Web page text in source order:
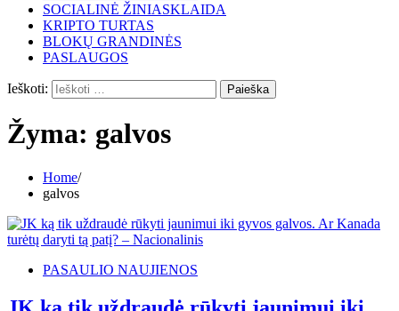
SOCIALINĖ ŽINIASKLAIDA
KRIPTO TURTAS
BLOKŲ GRANDINĖS
PASLAUGOS
Ieškoti:
Žyma: galvos
Home
galvos
PASAULIO NAUJIENOS